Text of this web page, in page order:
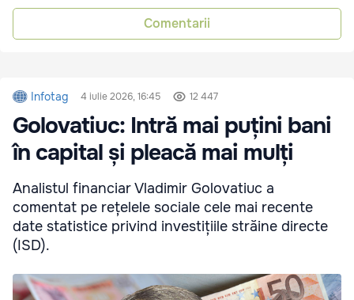
Comentarii
Infotag 4 iulie 2026, 16:45 12 447
Golovatiuc: Intră mai puțini bani
în capital și pleacă mai mulți
Analistul financiar Vladimir Golovatiuc a
comentat pe rețelele sociale cele mai recente
date statistice privind investițiile străine directe
(ISD).